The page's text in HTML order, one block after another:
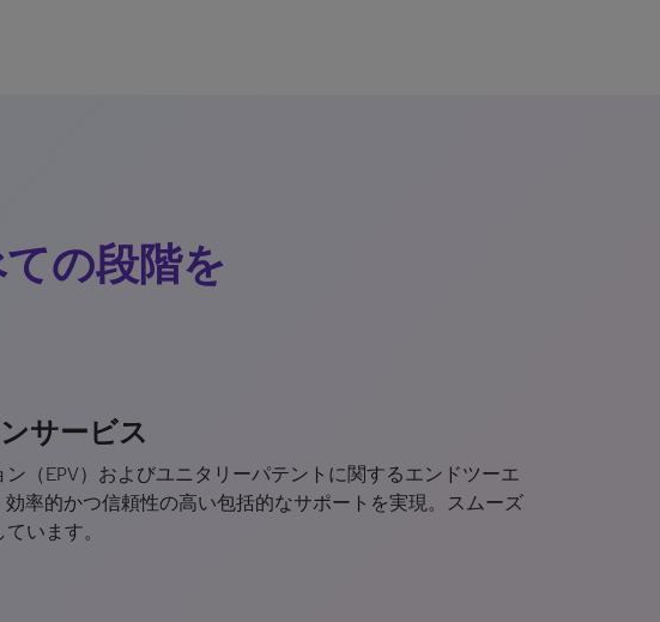
の段階を
サービス
（EPV）およびユニタリーパテントに関するエンドツーエ
効率的かつ信頼性の高い包括的なサポートを実現。スムーズ
います。